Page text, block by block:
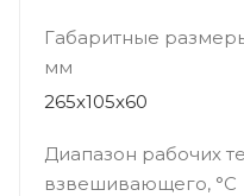
Габаритные
мм
265x105x60
Диапазон рабочих
взвешивающего, °С